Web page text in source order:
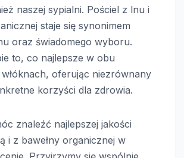
naszej sypialni. Pościel z lnu i
staje się synonimem
oraz świadomego wyboru.
to, co najlepsze w obu
oferując niezrównany
korzyści dla zdrowia.
znaleźć najlepszej jakości
i z bawełny organicznej w